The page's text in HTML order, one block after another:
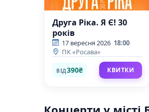
Друга Ріка. Я Є! 30
років
17 вересня 2026 18:00
ПК «Росава»
ВІД390₴ КВИТКИ